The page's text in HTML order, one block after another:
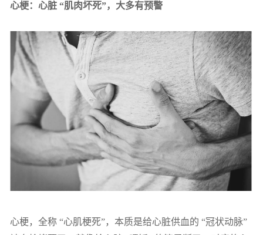
心梗：心脏 “肌肉坏死”，大多有预警
心梗，全称 “心肌梗死”，本质是给心脏供血的 “冠状动脉”